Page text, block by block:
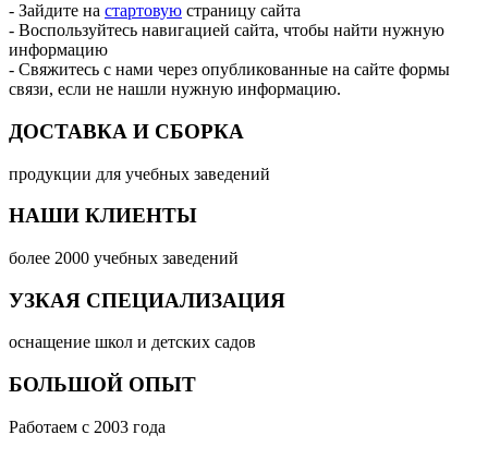
- Зайдите на стартовую страницу сайта
- Воспользуйтесь навигацией сайта, чтобы найти нужную
информацию
- Свяжитесь с нами через опубликованные на сайте формы
связи, если не нашли нужную информацию.
ДОСТАВКА И СБОРКА
продукции для учебных заведений
НАШИ КЛИЕНТЫ
более 2000 учебных заведений
УЗКАЯ СПЕЦИАЛИЗАЦИЯ
оснащение школ и детских садов
БОЛЬШОЙ ОПЫТ
Работаем с 2003 года